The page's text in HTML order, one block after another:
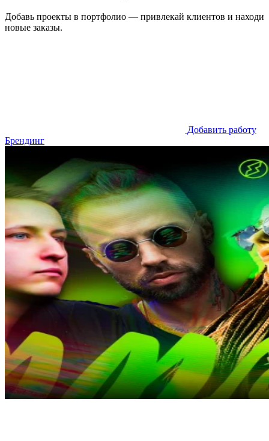
Добавь проекты в портфолио — привлекай клиентов и находи
новые заказы.
Добавить работу
Брендинг